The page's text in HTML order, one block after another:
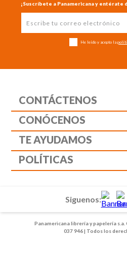
¡Suscríbete a Panamericana y
He leído y acepto la
CONTÁCTENOS
CONÓCENOS
TE AYUDAMOS
POLÍTICAS
Panamericana librería y papelería
037 946 | Todos los
Siguenos: